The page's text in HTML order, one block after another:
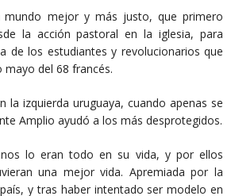
mundo mejor y más justo, que primero
la acción pastoral en la iglesia, para
de los estudiantes y revolucionarios que
del 68 francés.
la izquierda uruguaya, cuando apenas se
Amplio ayudó a los más desprotegidos.
lo eran todo en su vida, y por ellos
una mejor vida. Apremiada por la
y tras haber intentado ser modelo en